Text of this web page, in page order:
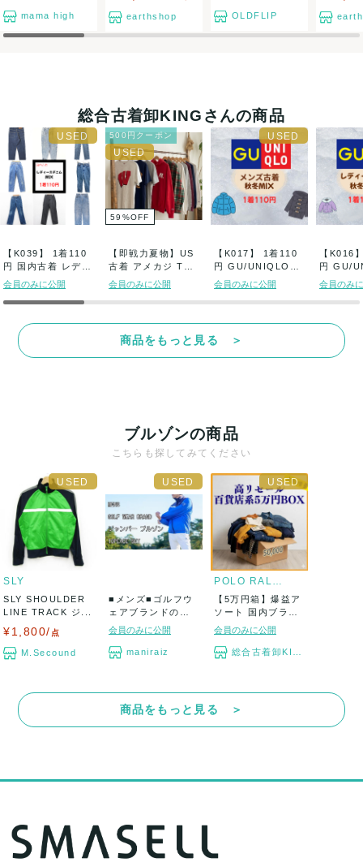
売上目安(4万円以上)に向けて組みやすい内容となるため、点数
差はご安心ください。
ご注意点:
・すべて中古品です。古着特有の使用感・シワ・細かなダメー
ジはご了承ください。
・サイズ/性別/アイテムカテゴリはお選びいただけません。
・ノーブランド・マイナーブランドも一部含まれます。
・ランクは当社規定に基づきます。
・タグがない商品が含まれる可能性がありますが、デザインな
りますので、ご了承いただきますようお願いします。
・返品・交換は原則不可となります。
継続的な仕入れをご検討のお客様には、リピーター様限定アソ
ートや大口割引などのご相談も承ります。
NIKE、adidas、PUMA、UNIQLO、GU、ciaopanic、
RODEO CROWNS、GLOBAL WORK、BACK NUMBER、し
まむら、INGNI、Beach Sound、LEPSIM、ZARA、EAST
BOY、GAP、Foever21、H&M、RAGE BLUE、ikka、
CINEMA CLUB、Dukkah、KBF、UNTITLED、ADAM ET
ROPE、INDIVI、index、grove、E hyphen world gallery、
M-PREMIER、ef-de、URBAN RESEARCH、nano
universe、niko and…、23区、ノーブランド など
mama high earthshop OLDFLIP
総合古着卸KINGさんの商品
【K039】 1着110
円 国内古着 レディ
ースデ...
会員のみに公開
500円クーポン
59 %OFF
【即戦力夏物】US
古着 アメカジ Tシ
ャツメイン ...
会員のみに公開
【K017】 1着110
円 GU/UNIQLOメ
ン...
会員のみに公開
【K016
円 GU/
デ...
会員のみ
商品をもっと見る ＞
ブルゾンの商品
こちらも探してみてください
SLY
SLY SHOULDER
LINE TRACK ジ...
¥1,800/ 点
M.Secound
■メンズ■ゴルフウ
ェアブランドのみ!!
ジャンパー...
会員のみに公開
maniraiz
POLO RALPH LAUREN
【5万円箱】爆益ア
ソート 国内ブラン
ド古着 厳選 ...
会員のみに公開
総合古着卸KING
商品をもっと見る ＞